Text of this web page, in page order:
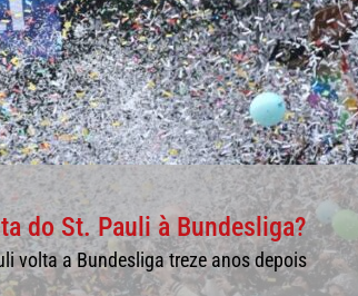
do St. Pauli à Bundesliga?
volta a Bundesliga treze anos depois